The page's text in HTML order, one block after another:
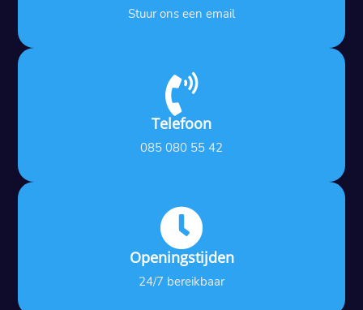
Stuur ons een email

Telefoon
085 080 55 42

Openingstijden
24/7 bereikbaar